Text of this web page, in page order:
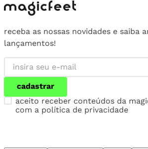
receba as nossas novidades e saiba
lançamentos!
cadastrar
aceito receber conteúdos da
com a política de privacidade